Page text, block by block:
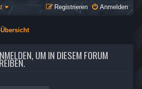
Anmelden
Registrieren
UM IN DIESEM FORUM